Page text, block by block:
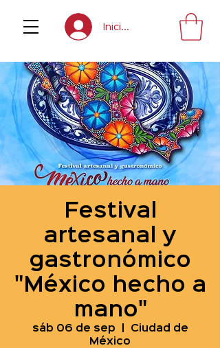
Inicia sesión
Festival
artesanal y
gastronómico
"México hecho a
mano"
sáb 06 de sep
Ciudad de
México